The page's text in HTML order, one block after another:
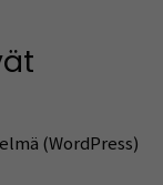
(WordPress)